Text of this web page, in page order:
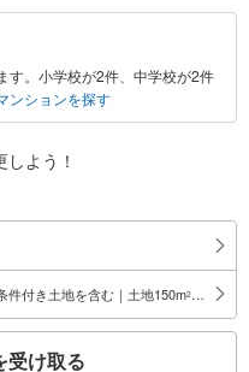
す。小学校が2件、中学校が2件
ンションを探す
よう！
件付き土地を含む｜土地150m2 以上
受け取る